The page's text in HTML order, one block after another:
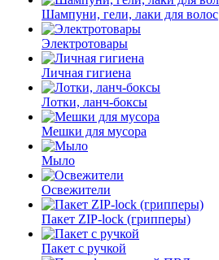
Шампуни, гели, лаки для волос
Электротовары
Личная гигиена
Лотки, ланч-боксы
Мешки для мусора
Мыло
Освежители
Пакет ZIP-lock (грипперы)
Пакет с ручкой